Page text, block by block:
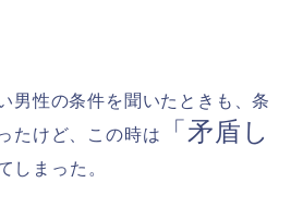
男性の条件を聞いたときも、条
たけど、この時は
「矛盾し
しまった。